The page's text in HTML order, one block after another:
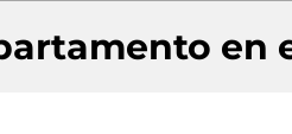
en